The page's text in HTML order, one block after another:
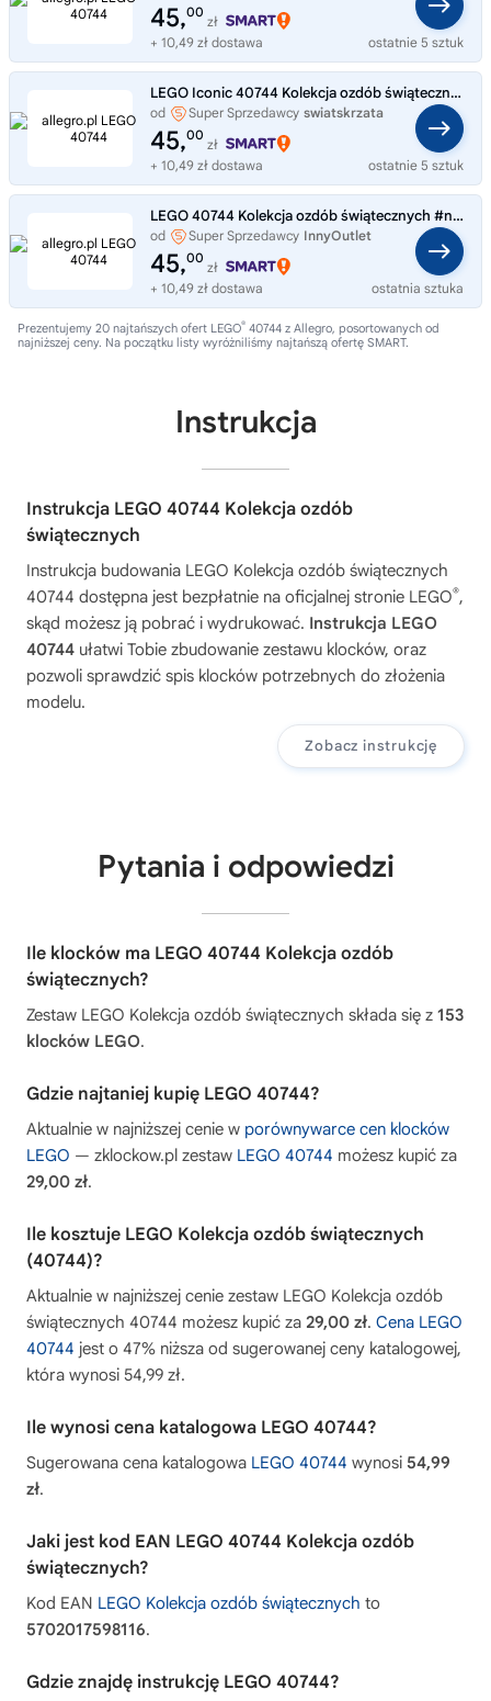
45,00
zł
+ 10,49 zł dostawa
ostatnie 5 sztuk
LEGO Iconic 40744 Kolekcja ozdób świątecznych
od Super Sprzedawcy swiatskrzata
45,00
zł
+ 10,49 zł dostawa
ostatnie 5 sztuk
LEGO 40744 Kolekcja ozdób świątecznych #n28
od Super Sprzedawcy InnyOutlet
45,00
zł
+ 10,49 zł dostawa
ostatnia sztuka
Prezentujemy 20 najtańszych ofert LEGO® 40744 z Allegro, posortowanych od
najniższej ceny. Na początku listy wyróżniliśmy najtańszą ofertę SMART.
Instrukcja
Instrukcja LEGO 40744 Kolekcja ozdób
świątecznych
Instrukcja budowania LEGO Kolekcja ozdób świątecznych
40744 dostępna jest bezpłatnie na oficjalnej stronie LEGO®,
skąd możesz ją pobrać i wydrukować. Instrukcja LEGO
40744 ułatwi Tobie zbudowanie zestawu klocków, oraz
pozwoli sprawdzić spis klocków potrzebnych do złożenia
modelu.
Zobacz instrukcję
Pytania i odpowiedzi
Ile klocków ma LEGO 40744 Kolekcja ozdób
świątecznych?
Zestaw LEGO Kolekcja ozdób świątecznych składa się z 153
klocków LEGO.
Gdzie najtaniej kupię LEGO 40744?
Aktualnie w najniższej cenie w porównywarce cen klocków
LEGO — zklockow.pl zestaw LEGO 40744 możesz kupić za
29,00 zł.
Ile kosztuje LEGO Kolekcja ozdób świątecznych
(40744)?
Aktualnie w najniższej cenie zestaw LEGO Kolekcja ozdób
świątecznych 40744 możesz kupić za 29,00 zł. Cena LEGO
40744 jest o 47% niższa od sugerowanej ceny katalogowej,
która wynosi 54,99 zł.
Ile wynosi cena katalogowa LEGO 40744?
Sugerowana cena katalogowa LEGO 40744 wynosi 54,99
zł.
Jaki jest kod EAN LEGO 40744 Kolekcja ozdób
świątecznych?
Kod EAN LEGO Kolekcja ozdób świątecznych to
5702017598116.
Gdzie znajdę instrukcję LEGO 40744?